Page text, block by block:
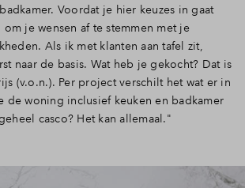
Voordat je hier keuzes in gaat
je wensen af te stemmen met je
Als ik met klanten aan tafel zit,
naar de basis. Wat heb je gekocht? Dat is
(v.o.n.). Per project verschilt het wat er in
de woning inclusief keuken en badkamer
casco? Het kan allemaal."